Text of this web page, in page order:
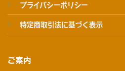
プライバシーポリシー
特定商取引法に基づく表示
ご案内